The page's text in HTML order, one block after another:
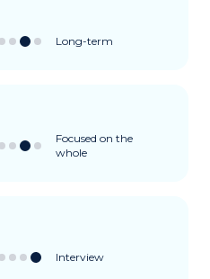
Long-term
Focused on the
whole
Interview